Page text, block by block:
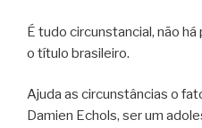
É tudo circunstancial, não
o título brasileiro.
Ajuda as circunstâncias o
Damien Echols, ser um